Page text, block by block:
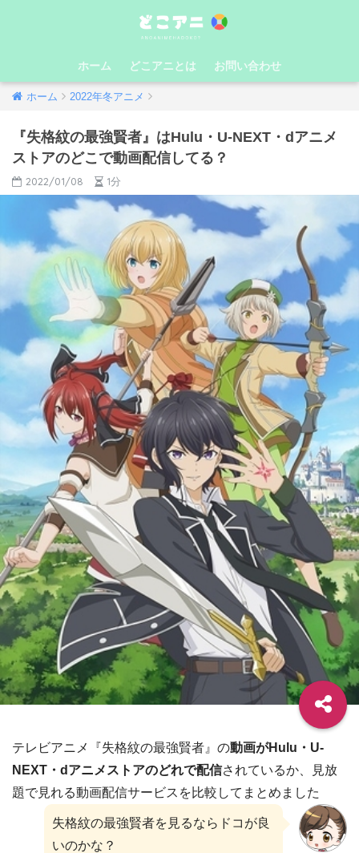
ホーム どこアニとは お問い合わせ
ホーム 2022年冬アニメ
『失格紋の最強賢者』はHulu・U-NEXT・dアニメ
ストアのどこで動画配信してる？
2022/01/08 1分
テレビアニメ『失格紋の最強賢者』の動画がHulu・U-
NEXT・dアニメストアのどれで配信されているか、見放
題で見れる動画配信サービスを比較してまとめました
失格紋の最強賢者を見るならドコが良
いのかな？